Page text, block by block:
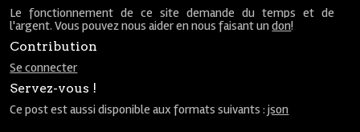
Le fonctionnement de ce site demande du temps et de
l'argent. Vous pouvez nous aider en nous faisant undon!
Contribution
Se connecter
Servez-vous !
Ce post est aussi disponible aux formats suivants :json